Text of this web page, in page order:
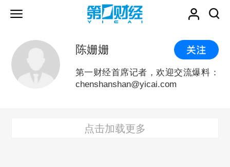
陈姗姗
第一财经首席记者，欢迎交流爆料：
chenshanshan@yicai.com
点击加载更多